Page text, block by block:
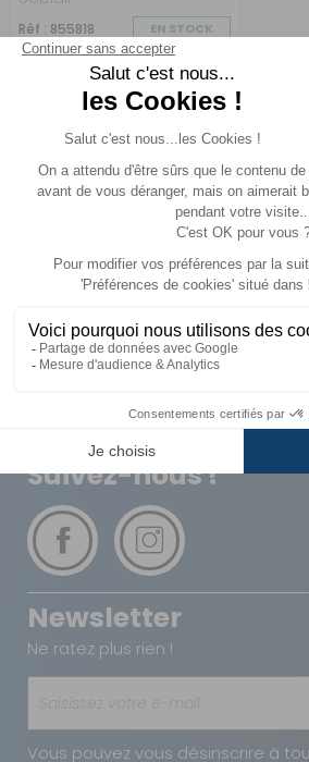
Réf : 855818 EN STOCK
79 €
Livraison
Avantages
Suivez-nous !
Newsletter
Ne ratez plus rien !
Vous pouvez vous désinscrire à